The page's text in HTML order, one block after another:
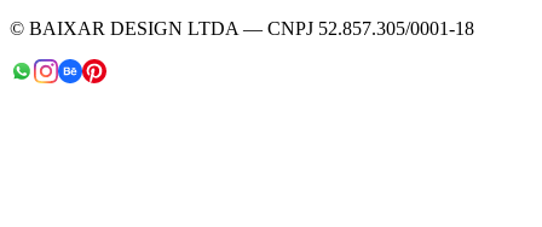
© BAIXAR DESIGN LTDA — CNPJ 52.857.305/0001-18